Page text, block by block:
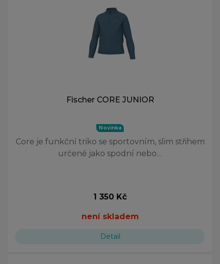
Fischer CORE JUNIOR
Novinka
Core je funkční triko se sportovním, slim střihem
určené jako spodní nebo…
1 350 Kč
není skladem
Detail